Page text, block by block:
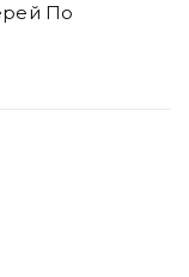
По